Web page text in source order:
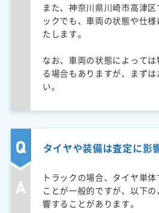
また、神奈川県川崎市高津
ックでも、車両の状態や仕
たします。
なお、車両の状態によって
る場合もありますが、まず
い。
タイヤや装備は査定に影
トラックの場合、タイヤ単
ことが一般的ですが、以下
響することがあります。